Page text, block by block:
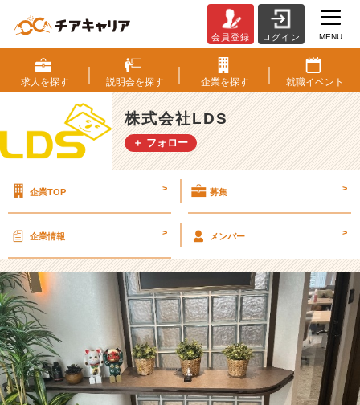
フ
ィ
ス
紹
介】
今
ら
2
4
年
5
月
に
移
転
し
会員登録 ログイン MENU
求人を探す 説明会を探す 企業を探す 就職イベント
株式会社LDS
＋ フォロー
企業TOP > 募集 >
企業情報 > メンバー >